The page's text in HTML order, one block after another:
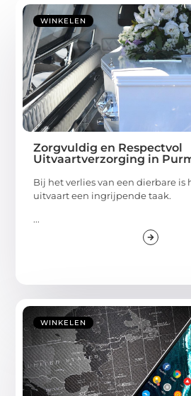
WINKELEN
Zorgvuldig en Respectvol
Uitvaartverzorging in
Bij het verlies van een dierbare is
uitvaart een ingrijpende taak.
...
WINKELEN